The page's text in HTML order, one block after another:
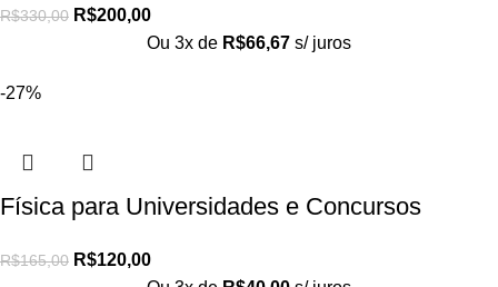
R$330,00 R$200,00
Ou 3x de R$66,67 s/ juros
-27%
Física para Universidades e Concursos
R$165,00 R$120,00